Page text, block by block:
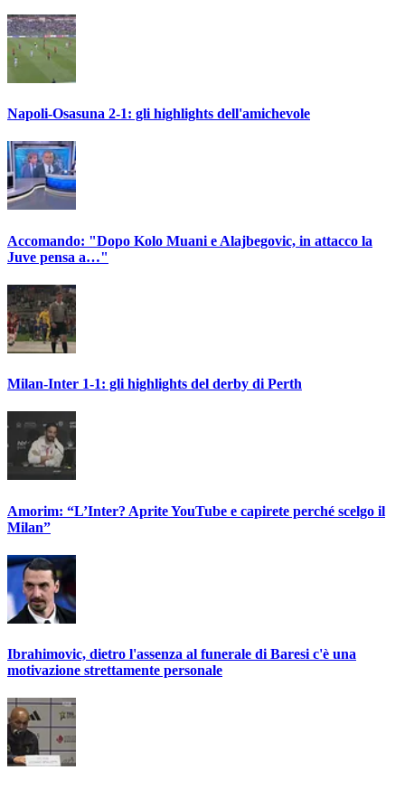
Napoli-Osasuna 2-1: gli highlights dell'amichevole
Accomando: "Dopo Kolo Muani e Alajbegovic, in attacco la
Juve pensa a…"
Milan-Inter 1-1: gli highlights del derby di Perth
Amorim: “L’Inter? Aprite YouTube e capirete perché scelgo il
Milan”
Ibrahimovic, dietro l'assenza al funerale di Baresi c'è una
motivazione strettamente personale